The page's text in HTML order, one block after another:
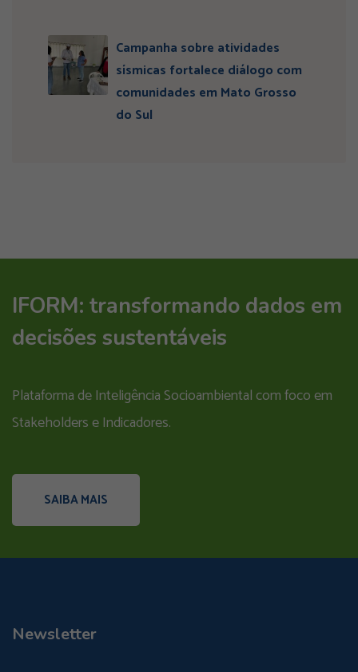
Campanha sobre atividades
sísmicas fortalece diálogo com
comunidades em Mato Grosso
do Sul
IFORM: transformando dados em
decisões sustentáveis
Plataforma de Inteligência Socioambiental com foco em
Stakeholders e Indicadores.
SAIBA MAIS
Newsletter